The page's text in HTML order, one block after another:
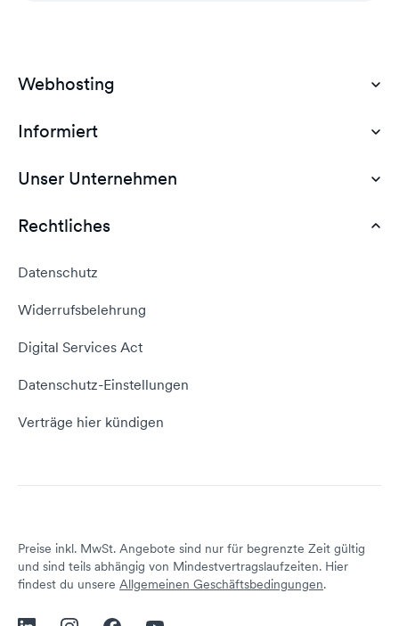
Webhosting
Domain Hosting
Günstiges Webhosting
Domain umziehen
E-Mail-Domain
Server Hosting
Informiert
Dokumente
WordPress Tutorial
Unser Unternehmen
AGB
Kontakt aufnehmen
Empfehlungsprogramm
Domain Reseller
Status dogado.de
Rechtliches
Datenschutz
Widerrufsbelehrung
Digital Services Act
Datenschutz-Einstellungen
Verträge hier kündigen
Preise inkl. MwSt. Angebote sind nur für begrenzte Zeit gültig
und sind teils abhängig von Mindestvertragslaufzeiten. Hier
findest du unsere Allgemeinen Geschäftsbedingungen.